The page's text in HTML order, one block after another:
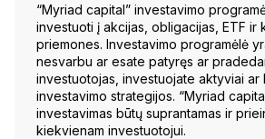
“Myriad capital” investavimo
investuoti į akcijas, obligacijas, ETF ir
priemones. Investavimo programėlė
nesvarbu ar esate patyręs ar
investuotojas, investuojate aktyviai ar
investavimo strategijos. “Myriad
investavimas būtų suprantamas ir
kiekvienam investuotojui.